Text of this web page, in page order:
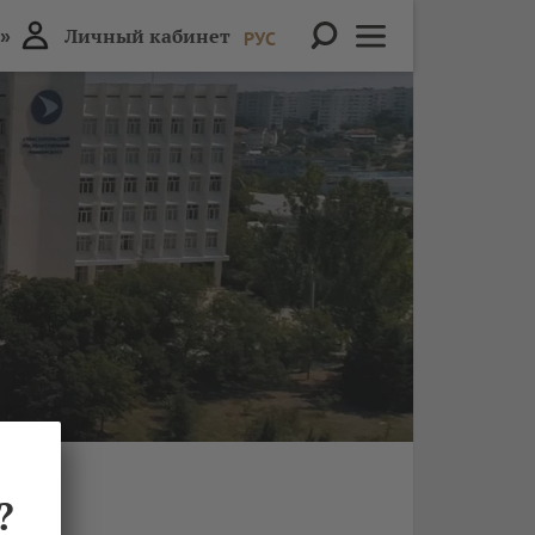
Личный кабинет РУС